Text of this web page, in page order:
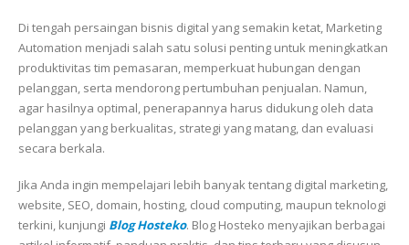
Di tengah persaingan bisnis digital yang semakin ketat, Marketing
Automation menjadi salah satu solusi penting untuk meningkatkan
produktivitas tim pemasaran, memperkuat hubungan dengan
pelanggan, serta mendorong pertumbuhan penjualan. Namun,
agar hasilnya optimal, penerapannya harus didukung oleh data
pelanggan yang berkualitas, strategi yang matang, dan evaluasi
secara berkala.
Jika Anda ingin mempelajari lebih banyak tentang digital marketing,
website, SEO, domain, hosting, cloud computing, maupun teknologi
terkini, kunjungi Blog Hosteko. Blog Hosteko menyajikan berbagai